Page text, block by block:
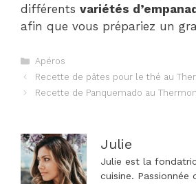
différents variétés
afin que vous prépariez un
Catégories
Apéros
Navigation
des
Recette de pâtes pour le thé au
Recette de Panquemado au
Julie
Julie est la
cuisine. Passionnée